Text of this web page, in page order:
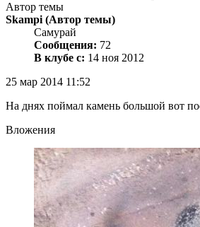
Автор темы
Skampi (Автор темы)
Самурай
Сообщения: 72
В клубе с: 14 ноя 2012
25 мар 2014 11:52
На днях поймал камень большой вот
Вложения